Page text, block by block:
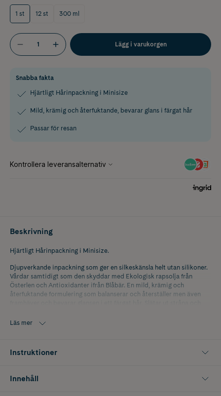
1 st 12 st 300 ml
Lägg i varukorgen
Snabba fakta
Hjärtligt Hårinpackning i Minisize
Mild, krämig och återfuktande, bevarar glans i färgat hår
Passar för resan
Beskrivning
Hjärtligt Hårinpackning i Minisize.
Djupverkande inpackning som ger en silkeskänsla helt utan silikoner.
Vårdar samtidigt som den skyddar med Ekologisk rapsolja från
Österlen och Antioxidanter ifrån Blåbär. En mild, krämig och
återfuktande formulering som balanserar och återställer men även
Hormonstörande ämnen, Parabener, Nanopartiklar m.m
Läs mer
Instruktioner
Innehåll